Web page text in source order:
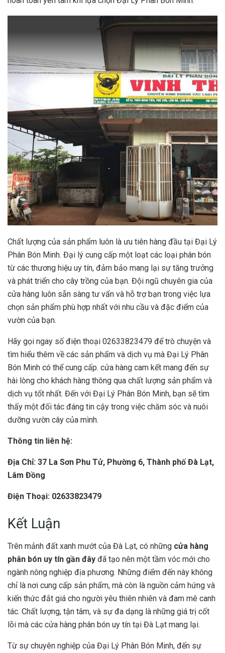
Chất lượng của sản phẩm luôn là ưu tiên hàng đầu tại Đại Lý
Phân Bón Minh. Đại lý cung cấp một loạt các loại phân bón
từ các thương hiệu uy tín, đảm bảo mang lại sự tăng trưởng
và phát triển cho cây trồng của bạn. Đội ngũ chuyên gia của
cửa hàng luôn sẵn sàng tư vấn và hỗ trợ bạn trong việc lựa
chọn sản phẩm phù hợp nhất với nhu cầu và đặc điểm của
vườn của bạn.
Hãy gọi ngay số điện thoại 02633823479 để trò chuyện và
tìm hiểu thêm về các sản phẩm và dịch vụ mà Đại Lý Phân
Bón Minh có thể cung cấp. cửa hàng cam kết mang đến sự
hài lòng cho khách hàng thông qua chất lượng sản phẩm và
dịch vụ tốt nhất. Đến với Đại Lý Phân Bón Minh, bạn sẽ tìm
thấy một đối tác đáng tin cậy trong việc chăm sóc và nuôi
dưỡng vườn cây của mình.
Thông tin liên hệ:
Địa Chỉ: 37 La Sơn Phu Tử, Phường 6, Thành phố Đà Lạt,
Lâm Đồng
Điện Thoại: 02633823479
Kết Luận
Trên mảnh đất xanh mướt của Đà Lạt, có những cửa hàng
phân bón uy tín gần đây đã tạo nên một tầm vóc mới cho
ngành nông nghiệp địa phương. Những điểm đến này không
chỉ là nơi cung cấp sản phẩm, mà còn là nguồn cảm hứng và
kiến thức đắt giá cho người yêu thiên nhiên và đam mê canh
tác. Chất lượng, tận tâm, và sự đa dạng là những giá trị cốt
lõi mà các cửa hàng phân bón uy tín tại Đà Lạt mang lại.
Từ sự chuyên nghiệp của Đại Lý Phân Bón Minh, đến sự